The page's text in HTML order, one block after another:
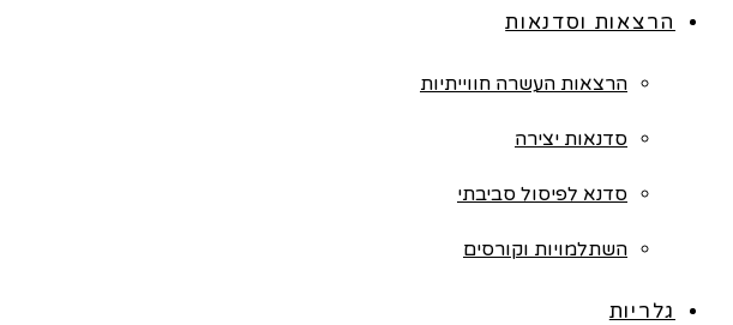
הרצאות וסדנאות
הרצאות העשרה חווייתיות
סדנאות יצירה
סדנא לפיסול סביבתי
השתלמויות וקורסים
גלריות